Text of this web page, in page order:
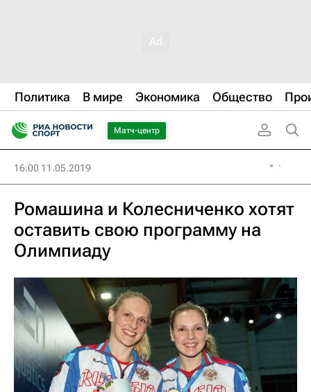
Политика В мире Экономика Общество
Матч-центр
16:00 11.05.2019
Ромашина и Колесниченко хотят
оставить свою программу на
Олимпиаду